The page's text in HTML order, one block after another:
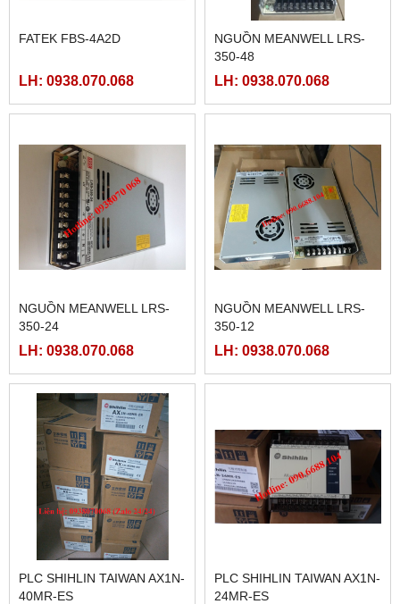
FATEK FBS-4A2D
LH: 0938.070.068
NGUỒN MEANWELL LRS-
350-48
LH: 0938.070.068
NGUỒN MEANWELL LRS-
350-24
LH: 0938.070.068
NGUỒN MEANWELL LRS-
350-12
LH: 0938.070.068
PLC SHIHLIN TAIWAN AX1N-
40MR-ES
PLC SHIHLIN TAIWAN AX1N-
24MR-ES